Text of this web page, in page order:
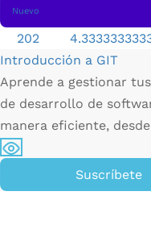
Nuevo
202
Introducción a GIT
Aprende a gestionar
de desarrollo de
manera eficiente,
Suscríbete